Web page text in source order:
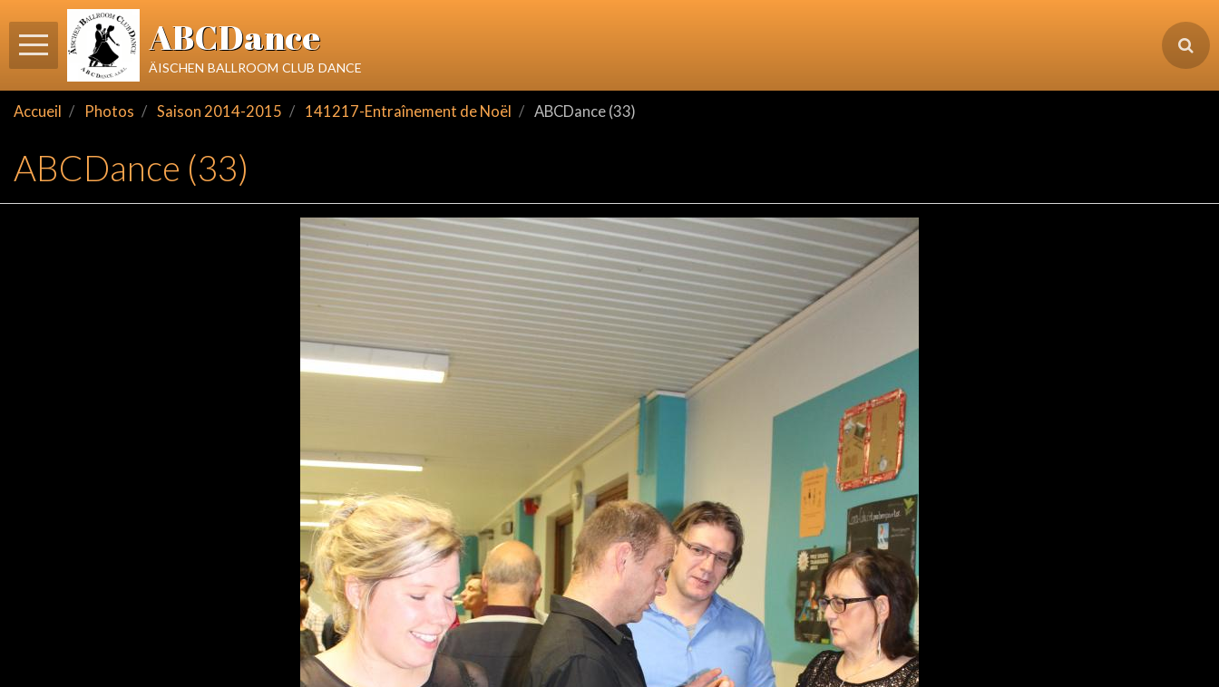
ABCDance
äischen ballroom club dance
Accueil Photos Saison 2014-2015 141217-Entraînement de Noël ABCDance (33)
ABCDance (33)